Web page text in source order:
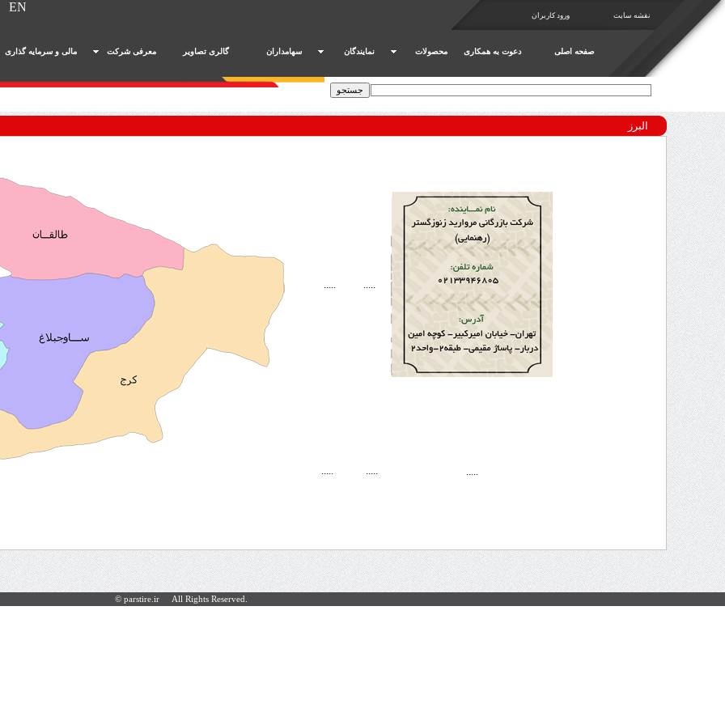
EN
ورود کاربران نقشه سایت
صفحه اصلی دعوت به همکاری محصولات نمایندگان سهامداران گالری تصاویر معرفی شرکت مالی و سرمایه گذاری
البرز
.....
.....
.....
.....